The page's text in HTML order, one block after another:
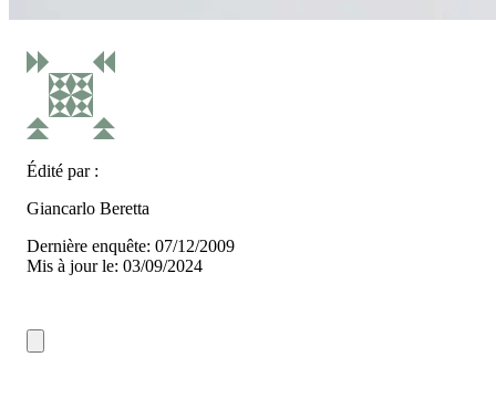
Édité par :
Giancarlo Beretta
Dernière enquête: 07/12/2009
Mis à jour le: 03/09/2024